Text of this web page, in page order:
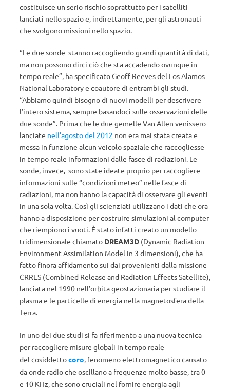
costituisce un serio rischio soprattutto per i satelliti
lanciati nello spazio e, indirettamente, per gli astronauti
che svolgono missioni nello spazio.
“Le due sonde stanno raccogliendo grandi quantità di dati,
ma non possono dirci ciò che sta accadendo ovunque in
tempo reale”, ha specificato Geoff Reeves del Los Alamos
National Laboratory e coautore di entrambi gli studi.
“Abbiamo quindi bisogno di nuovi modelli per descrivere
l’intero sistema, sempre basandoci sulle osservazioni delle
due sonde”. Prima che le due gemelle Van Allen venissero
lanciate nell’agosto del 2012 non era mai stata creata e
messa in funzione alcun veicolo spaziale che raccogliesse
in tempo reale informazioni dalle fasce di radiazioni. Le
sonde, invece, sono state ideate proprio per raccogliere
informazioni sulle “condizioni meteo” nelle fasce di
radiazioni, ma non hanno la capacità di osservare gli eventi
in una sola volta. Così gli scienziati utilizzano i dati che ora
hanno a disposizione per costruire simulazioni al computer
che riempiono i vuoti. È stato infatti creato un modello
tridimensionale chiamato DREAM3D (Dynamic Radiation
Environment Assimilation Model in 3 dimensioni), che ha
fatto finora affidamento sui dai provenienti dalla missione
CRRES (Combined Release and Radiation Effects Satellite),
lanciata nel 1990 nell’orbita geostazionaria per studiare il
plasma e le particelle di energia nella magnetosfera della
Terra.
In uno dei due studi si fa riferimento a una nuova tecnica
per raccogliere misure globali in tempo reale
del cosiddettocoro, fenomeno elettromagnetico causato
da onde radio che oscillano a frequenze molto basse, tra 0
e 10 KHz, che sono cruciali nel fornire energia agli